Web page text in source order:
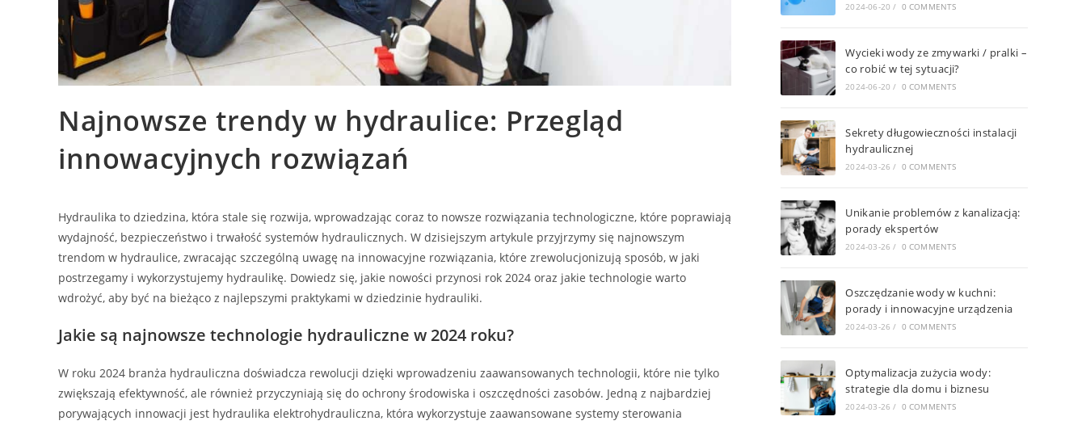
Najnowsze trendy w hydraulice: Przegląd
innowacyjnych rozwiązań
Hydraulika to dziedzina, która stale się rozwija, wprowadzając coraz to nowsze rozwiązania technologiczne, które poprawiają
wydajność, bezpieczeństwo i trwałość systemów hydraulicznych. W dzisiejszym artykule przyjrzymy się najnowszym
trendom w hydraulice, zwracając szczególną uwagę na innowacyjne rozwiązania, które zrewolucjonizują sposób, w jaki
postrzegamy i wykorzystujemy hydraulikę. Dowiedz się, jakie nowości przynosi rok 2024 oraz jakie technologie warto
wdrożyć, aby być na bieżąco z najlepszymi praktykami w dziedzinie hydrauliki.
Jakie są najnowsze technologie hydrauliczne w 2024 roku?
W roku 2024 branża hydrauliczna doświadcza rewolucji dzięki wprowadzeniu zaawansowanych technologii, które nie tylko
zwiększają efektywność, ale również przyczyniają się do ochrony środowiska i oszczędności zasobów. Jedną z najbardziej
porywających innowacji jest hydraulika elektrohydrauliczna, która wykorzystuje zaawansowane systemy sterowania
2024-06-20 / 0 COMMENTS
Wycieki wody ze zmywarki / pralki –
co robić w tej sytuacji?
2024-06-20 / 0 COMMENTS
Sekrety długowieczności instalacji
hydraulicznej
2024-03-26 / 0 COMMENTS
Unikanie problemów z kanalizacją:
porady ekspertów
2024-03-26 / 0 COMMENTS
Oszczędzanie wody w kuchni:
porady i innowacyjne urządzenia
2024-03-26 / 0 COMMENTS
Optymalizacja zużycia wody:
strategie dla domu i biznesu
2024-03-26 / 0 COMMENTS